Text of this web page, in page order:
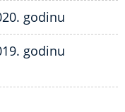
godinu
godinu